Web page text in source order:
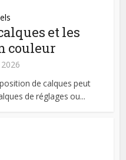
et les
couleur
de calques peut
de réglages ou...